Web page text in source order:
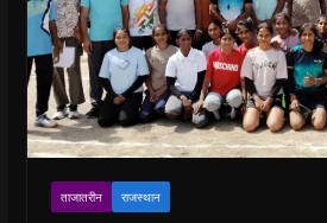
ताजातरीन राजस्थान